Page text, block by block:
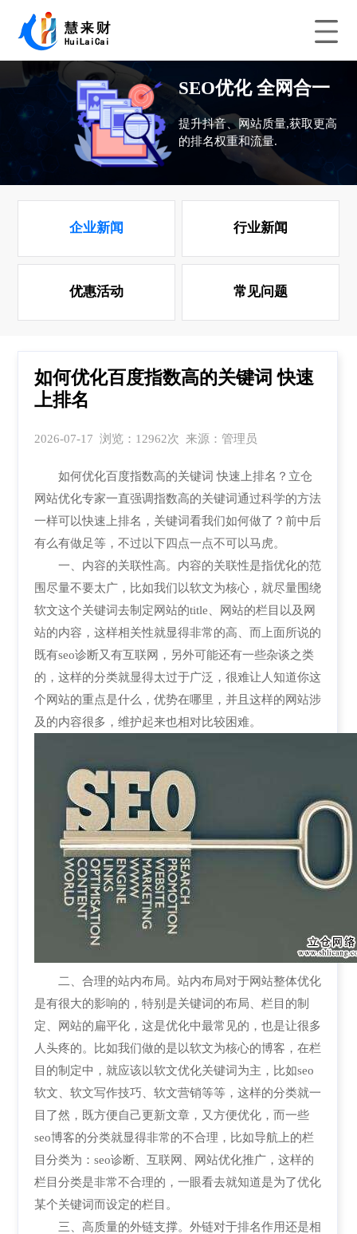
SEO优化 全网合一
提升抖音、网站质量,获取更高
的排名权重和流量.
企业新闻 行业新闻
优惠活动 常见问题
如何优化百度指数高的关键词 快速
上排名
2026-07-17 浏览：12962次 来源：管理员
如何优化百度指数高的关键词 快速上排名？立仓
网站优化专家一直强调指数高的关键词通过科学的方法
一样可以快速上排名，关键词看我们如何做了？前中后
有么有做足等，不过以下四点一点不可以马虎。
一、内容的关联性高。内容的关联性是指优化的范
围尽量不要太广，比如我们以软文为核心，就尽量围绕
软文这个关键词去制定网站的title、网站的栏目以及网
站的内容，这样相关性就显得非常的高、而上面所说的
既有seo诊断又有互联网，另外可能还有一些杂谈之类
的，这样的分类就显得太过于广泛，很难让人知道你这
个网站的重点是什么，优势在哪里，并且这样的网站涉
及的内容很多，维护起来也相对比较困难。
二、合理的站内布局。站内布局对于网站整体优化
是有很大的影响的，特别是关键词的布局、栏目的制
定、网站的扁平化，这是优化中最常见的，也是让很多
人头疼的。比如我们做的是以软文为核心的博客，在栏
目的制定中，就应该以软文优化关键词为主，比如seo
软文、软文写作技巧、软文营销等等，这样的分类就一
目了然，既方便自己更新文章，又方便优化，而一些
seo博客的分类就显得非常的不合理，比如导航上的栏
目分类为：seo诊断、互联网、网站优化推广，这样的
栏目分类是非常不合理的，一眼看去就知道是为了优化
某个关键词而设定的栏目。
三、高质量的外链支撑。外链对于排名作用还是相